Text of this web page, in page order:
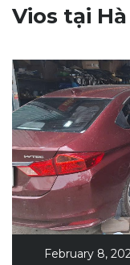
Vios tại
February 8,